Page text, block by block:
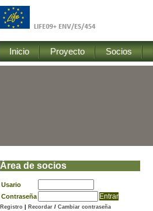
Inicio Proyecto Socios
Área de socios
Usario
Contraseña
Registro Recordar / Cambiar contraseña